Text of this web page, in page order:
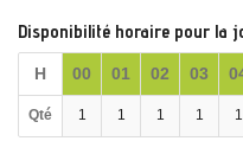
Disponibilité horaire pour la
H 00 01 02 03
Qté 1 1 1 1 1